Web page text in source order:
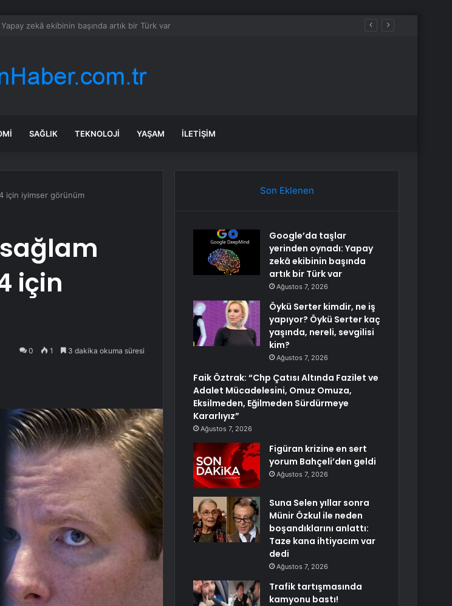
Serter kaç yaşında, nereli, sevgilisi kim?
SAĞLIK TEKNOLOJI YAŞAM İLETIŞIM
için iyimser görünüm
sağlam
için
0 1 3 dakika okuma süresi
Son Eklenen
Google’da taşlar
yerinden oynadı: Yapay
zekâ ekibinin başında
artık bir Türk var
Ağustos 7, 2026
Öykü Serter kimdir, ne iş
yapıyor? Öykü Serter kaç
yaşında, nereli, sevgilisi
kim?
Ağustos 7, 2026
Faik Öztrak: “Chp Çatısı Altında Fazilet ve
Adalet Mücadelesini, Omuz Omuza,
Eksilmeden, Eğilmeden Sürdürmeye
Kararlıyız”
Ağustos 7, 2026
Figüran krizine en sert
yorum Bahçeli’den geldi
Ağustos 7, 2026
Suna Selen yıllar sonra
Münir Özkul ile neden
boşandıklarını anlattı:
Taze kana ihtiyacım var
dedi
Ağustos 7, 2026
Trafik tartışmasında
kamyonu bastı!